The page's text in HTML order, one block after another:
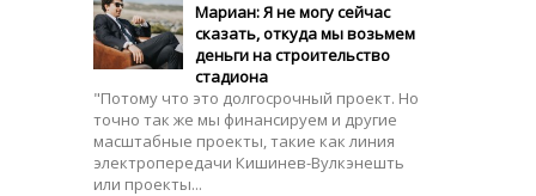
Мариан: Я не могу сейчас
сказать, откуда мы возьмем
деньги на строительство
стадиона
"Потому что это долгосрочный проект. Но
точно так же мы финансируем и другие
масштабные проекты, такие как линия
электропередачи Кишинев-Вулкэнешть
или проекты...